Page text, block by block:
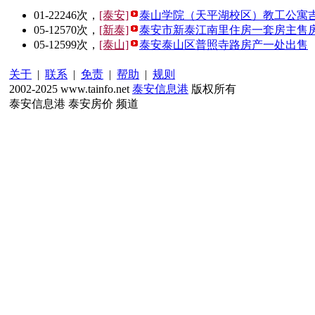
01-22246次， [泰安]
泰山学院（天平湖校区）教工公寓
05-12570次， [新泰]
泰安市新泰江南里住房一套房主售
05-12599次， [泰山] 泰安泰山区普照寺路房产一处出售
关于 | 联系 | 免责 | 帮助 | 规则
2002-2025 www.tainfo.net 泰安信息港 版权所有
泰安信息港 泰安房价 频道